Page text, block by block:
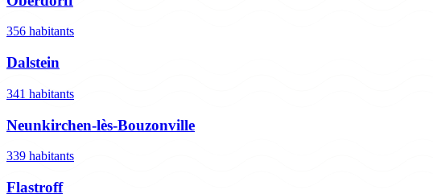
356 habitants
Dalstein
341 habitants
Neunkirchen-lès-Bouzonville
339 habitants
Flastroff